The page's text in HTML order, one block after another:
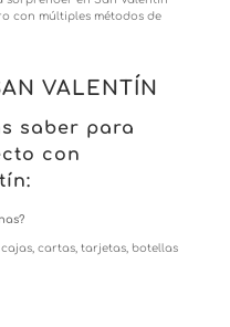
con múltiples métodos de
VALENTÍN
saber para
con
cartas, tarjetas, botellas